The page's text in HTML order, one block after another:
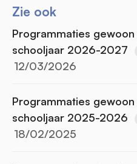
Zie ook
Programmaties
schooljaar 2026-2027
12/03/2026
Programmaties
schooljaar 2025-2026
18/02/2025